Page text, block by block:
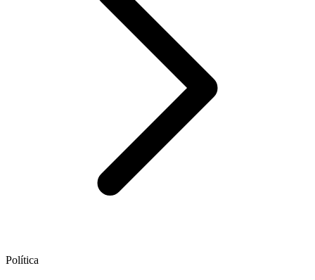
Política